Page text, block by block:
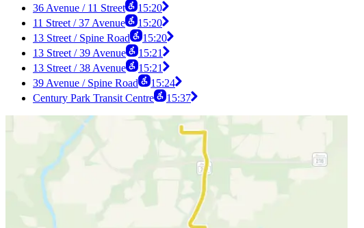
36 Avenue / 11 Street
15:20
11 Street / 37 Avenue
15:20
13 Street / Spine Road
15:20
13 Street / 39 Avenue
15:21
13 Street / 38 Avenue
15:21
39 Avenue / Spine Road
15:24
Century Park Transit Centre
15:37